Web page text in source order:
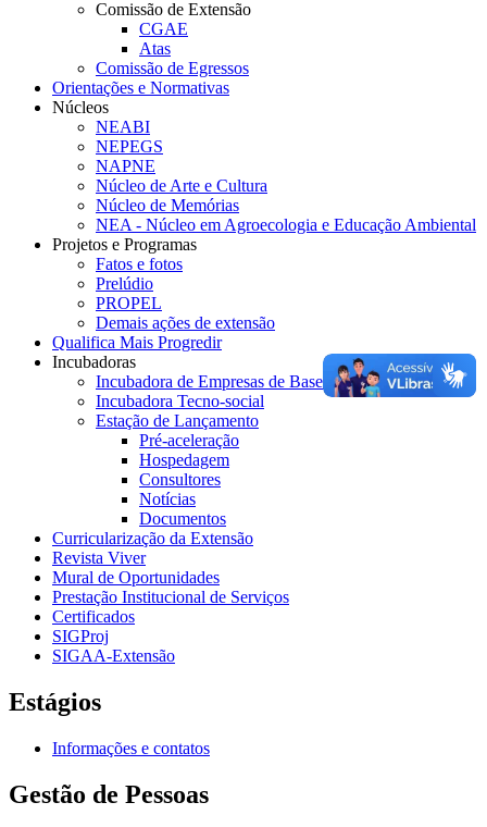
Comissão de Extensão
CGAE
Atas
Comissão de Egressos
Orientações e Normativas
Núcleos
NEABI
NEPEGS
NAPNE
Núcleo de Arte e Cultura
Núcleo de Memórias
NEA - Núcleo em Agroecologia e Educação Ambiental
Projetos e Programas
Fatos e fotos
Prelúdio
PROPEL
Demais ações de extensão
Qualifica Mais Progredir
Incubadoras
Incubadora de Empresas de Base Tecnológica
Incubadora Tecno-social
Estação de Lançamento
Pré-aceleração
Hospedagem
Consultores
Notícias
Documentos
Curricularização da Extensão
Revista Viver
Mural de Oportunidades
Prestação Institucional de Serviços
Certificados
SIGProj
SIGAA-Extensão
Estágios
Informações e contatos
Gestão de Pessoas